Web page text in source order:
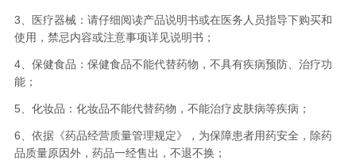
3、医疗器械：请仔细阅读产品说明书或在医务人员指导下购买和
使用，禁忌内容或注意事项详见说明书；
4、保健食品：保健食品不能代替药物，不具有疾病预防、治疗功
能；
5、化妆品：化妆品不能代替药物，不能治疗皮肤病等疾病；
6、依据《药品经营质量管理规定》，为保障患者用药安全，除药
品质量原因外，药品一经售出，不退不换；